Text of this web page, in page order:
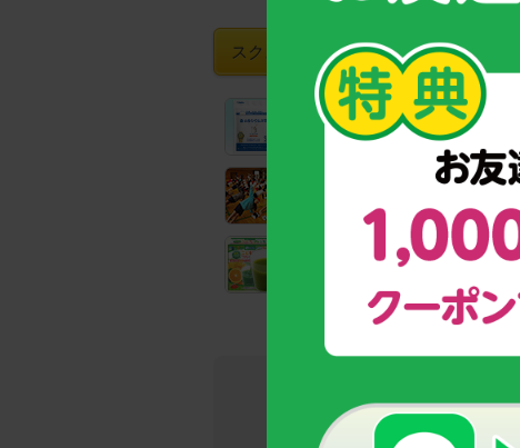
スクスクのっぽくんおすすめグッズ&
【お客様支持率No.1！】
成長期サポート食品「カルシウムグ
全国の教育機関でも実践！
子どもの姿勢力アップトレーニング
野菜と乳酸菌たっぷり！
→今しかない